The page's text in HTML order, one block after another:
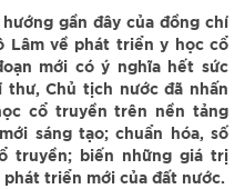
gần đây của đồng chí
Lâm về phát triển y học cổ
mới có ý nghĩa hết sức
Chủ tịch nước đã nhấn
cổ truyền trên nền tảng
sáng tạo; chuẩn hóa, số
truyền; biến những giá trị
triển mới của đất nước.